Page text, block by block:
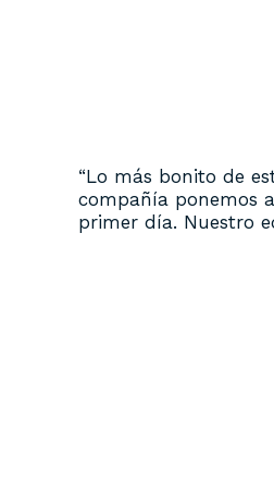
“Lo más bonito de
compañía ponemos
primer día. Nuestro